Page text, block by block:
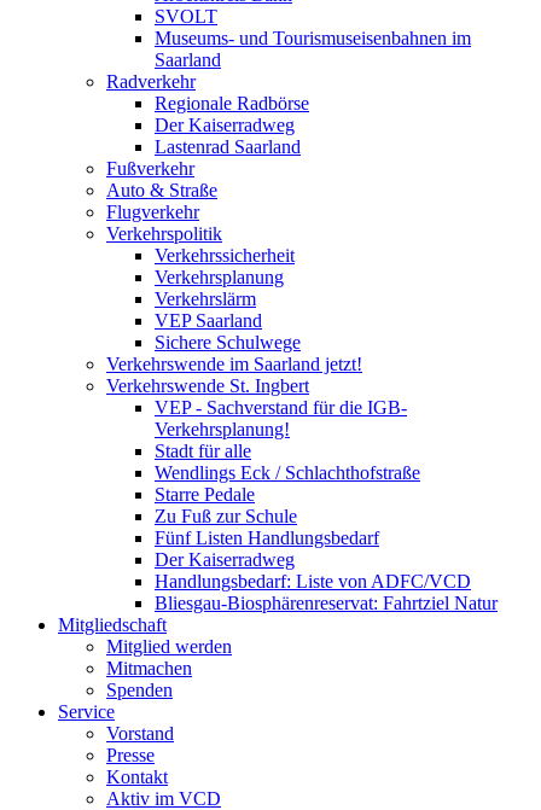
SVOLT
Museums- und Tourismuseisenbahnen im
Saarland
Radverkehr
Regionale Radbörse
Der Kaiserradweg
Lastenrad Saarland
Fußverkehr
Auto & Straße
Flugverkehr
Verkehrspolitik
Verkehrssicherheit
Verkehrsplanung
Verkehrslärm
VEP Saarland
Sichere Schulwege
Verkehrswende im Saarland jetzt!
Verkehrswende St. Ingbert
VEP - Sachverstand für die IGB-
Verkehrsplanung!
Stadt für alle
Wendlings Eck / Schlachthofstraße
Starre Pedale
Zu Fuß zur Schule
Fünf Listen Handlungsbedarf
Der Kaiserradweg
Handlungsbedarf: Liste von ADFC/VCD
Bliesgau-Biosphärenreservat: Fahrtziel Natur
Mitgliedschaft
Mitglied werden
Mitmachen
Spenden
Service
Vorstand
Presse
Kontakt
Aktiv im VCD